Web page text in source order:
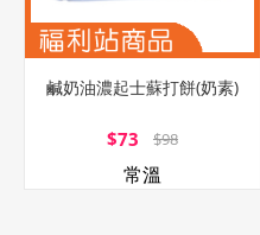
鹹奶油濃起士蘇打餅(奶素)
$73 $98
常溫